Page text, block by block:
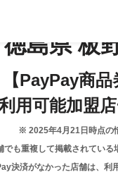
徳島県 板
【PayPay商品
用可能加盟
※ 2025年4月21日 時点の
も重複して掲載されている
決済がなかった店舗は、利